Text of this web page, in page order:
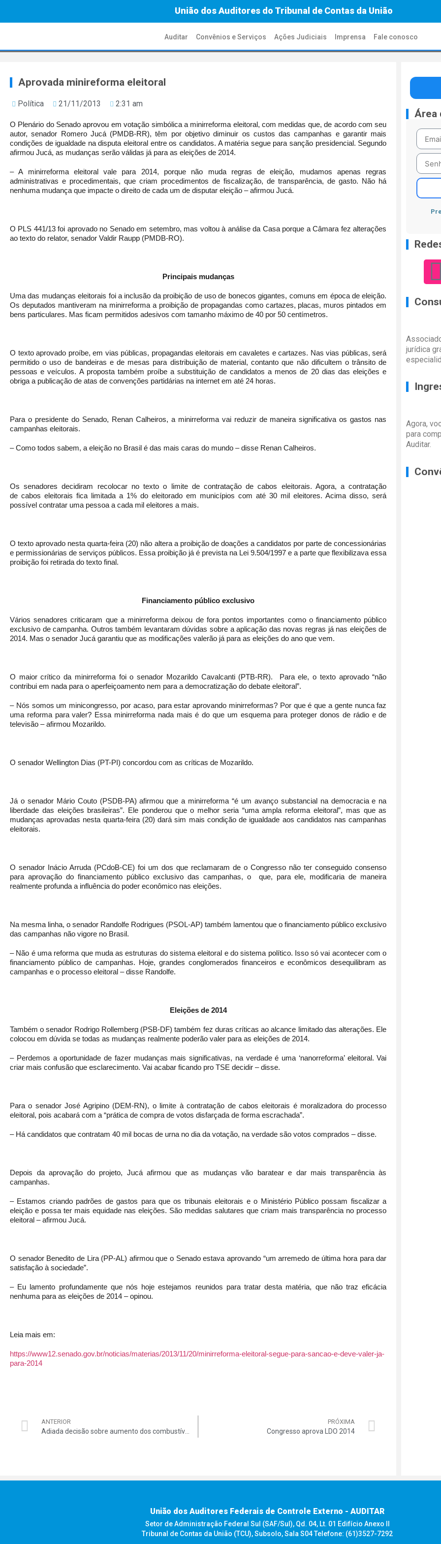
União dos Auditores do Tribunal de Contas da União
Auditar Convênios e Serviços Ações Judiciais Imprensa Fale conosco
Aprovada minireforma eleitoral
Política 21/11/2013 2:31 am
O Plenário do Senado aprovou em votação simbólica a minirreforma eleitoral, com medidas que, de acordo com seu
autor, senador Romero Jucá (PMDB-RR), têm por objetivo diminuir os custos das campanhas e garantir mais
condições de igualdade na disputa eleitoral entre os candidatos. A matéria segue para sanção presidencial. Segundo
afirmou Jucá, as mudanças serão válidas já para as eleições de 2014.
– A minirreforma eleitoral vale para 2014, porque não muda regras de eleição, mudamos apenas regras
administrativas e procedimentais, que criam procedimentos de fiscalização, de transparência, de gasto. Não há
nenhuma mudança que impacte o direito de cada um de disputar eleição – afirmou Jucá.
O PLS 441/13 foi aprovado no Senado em setembro, mas voltou à análise da Casa porque a Câmara fez alterações
ao texto do relator, senador Valdir Raupp (PMDB-RO).
Principais mudanças
Uma das mudanças eleitorais foi a inclusão da proibição de uso de bonecos gigantes, comuns em época de eleição.
Os deputados mantiveram na minirreforma a proibição de propagandas como cartazes, placas, muros pintados em
bens particulares. Mas ficam permitidos adesivos com tamanho máximo de 40 por 50 centímetros.
O texto aprovado proíbe, em vias públicas, propagandas eleitorais em cavaletes e cartazes. Nas vias públicas, será
permitido o uso de bandeiras e de mesas para distribuição de material, contanto que não dificultem o trânsito de
pessoas e veículos. A proposta também proíbe a substituição de candidatos a menos de 20 dias das eleições e
obriga a publicação de atas de convenções partidárias na internet em até 24 horas.
Para o presidente do Senado, Renan Calheiros, a minirreforma vai reduzir de maneira significativa os gastos nas
campanhas eleitorais.
– Como todos sabem, a eleição no Brasil é das mais caras do mundo – disse Renan Calheiros.
Os senadores decidiram recolocar no texto o limite de contratação de cabos eleitorais. Agora, a contratação
de cabos eleitorais fica limitada a 1% do eleitorado em municípios com até 30 mil eleitores. Acima disso, será
possível contratar uma pessoa a cada mil eleitores a mais.
O texto aprovado nesta quarta-feira (20) não altera a proibição de doações a candidatos por parte de concessionárias
e permissionárias de serviços públicos. Essa proibição já é prevista na Lei 9.504/1997 e a parte que flexibilizava essa
proibição foi retirada do texto final.
Financiamento público exclusivo
Vários senadores criticaram que a minirreforma deixou de fora pontos importantes como o financiamento público
exclusivo de campanha. Outros também levantaram dúvidas sobre a aplicação das novas regras já nas eleições de
2014. Mas o senador Jucá garantiu que as modificações valerão já para as eleições do ano que vem.
O maior crítico da minirreforma foi o senador Mozarildo Cavalcanti (PTB-RR). Para ele, o texto aprovado “não
contribui em nada para o aperfeiçoamento nem para a democratização do debate eleitoral”.
– Nós somos um minicongresso, por acaso, para estar aprovando minirreformas? Por que é que a gente nunca faz
uma reforma para valer? Essa minirreforma nada mais é do que um esquema para proteger donos de rádio e de
televisão – afirmou Mozarildo.
O senador Wellington Dias (PT-PI) concordou com as críticas de Mozarildo.
Já o senador Mário Couto (PSDB-PA) afirmou que a minirreforma “é um avanço substancial na democracia e na
liberdade das eleições brasileiras”. Ele ponderou que o melhor seria “uma ampla reforma eleitoral”, mas que as
mudanças aprovadas nesta quarta-feira (20) dará sim mais condição de igualdade aos candidatos nas campanhas
eleitorais.
O senador Inácio Arruda (PCdoB-CE) foi um dos que reclamaram de o Congresso não ter conseguido consenso
para aprovação do financiamento público exclusivo das campanhas, o que, para ele, modificaria de maneira
realmente profunda a influência do poder econômico nas eleições.
Na mesma linha, o senador Randolfe Rodrigues (PSOL-AP) também lamentou que o financiamento público exclusivo
das campanhas não vigore no Brasil.
– Não é uma reforma que muda as estruturas do sistema eleitoral e do sistema político. Isso só vai acontecer com o
financiamento público de campanhas. Hoje, grandes conglomerados financeiros e econômicos desequilibram as
campanhas e o processo eleitoral – disse Randolfe.
Eleições de 2014
Também o senador Rodrigo Rollemberg (PSB-DF) também fez duras críticas ao alcance limitado das alterações. Ele
colocou em dúvida se todas as mudanças realmente poderão valer para as eleições de 2014.
– Perdemos a oportunidade de fazer mudanças mais significativas, na verdade é uma ‘nanorreforma’ eleitoral. Vai
criar mais confusão que esclarecimento. Vai acabar ficando pro TSE decidir – disse.
Para o senador José Agripino (DEM-RN), o limite à contratação de cabos eleitorais é moralizadora do processo
eleitoral, pois acabará com a “prática de compra de votos disfarçada de forma escrachada”.
– Há candidatos que contratam 40 mil bocas de urna no dia da votação, na verdade são votos comprados – disse.
Depois da aprovação do projeto, Jucá afirmou que as mudanças vão baratear e dar mais transparência às
campanhas.
– Estamos criando padrões de gastos para que os tribunais eleitorais e o Ministério Público possam fiscalizar a
eleição e possa ter mais equidade nas eleições. São medidas salutares que criam mais transparência no processo
eleitoral – afirmou Jucá.
O senador Benedito de Lira (PP-AL) afirmou que o Senado estava aprovando “um arremedo de última hora para dar
satisfação à sociedade”.
– Eu lamento profundamente que nós hoje estejamos reunidos para tratar desta matéria, que não traz eficácia
nenhuma para as eleições de 2014 – opinou.
Leia mais em:
https://www12.senado.gov.br/noticias/materias/2013/11/20/minirreforma-eleitoral-segue-para-sancao-e-deve-valer-ja-
para-2014
ANTERIOR PRÓXIMA
Congresso aprova LDO 2014
Área
jurídica
Agora,
para
Auditar.
União dos Auditores Federais de Controle Externo - AUDITAR
Setor de Administração Federal Sul (SAF/Sul), Qd. 04, Lt. 01 Edifício Anexo II
Tribunal de Contas da União (TCU), Subsolo, Sala S04 Telefone: (61)3527-7292